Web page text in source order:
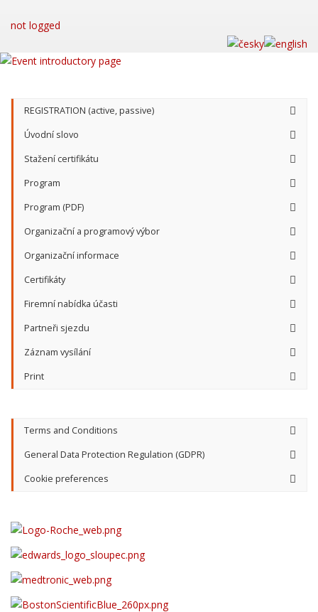
not logged
REGISTRATION (active, passive)
Úvodní slovo
Stažení certifikátu
Program
Program (PDF)
Organizační a programový výbor
Organizační informace
Certifikáty
Firemní nabídka účasti
Partneři sjezdu
Záznam vysílání
Print
Terms and Conditions
General Data Protection Regulation (GDPR)
Cookie preferences